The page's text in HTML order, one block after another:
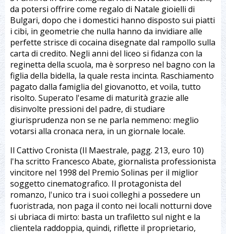
da potersi offrire come regalo di Natale gioielli di
Bulgari, dopo che i domestici hanno disposto sui piatti
i cibi, in geometrie che nulla hanno da invidiare alle
perfette strisce di cocaina disegnate dal rampollo sulla
carta di credito. Negli anni del liceo si fidanza con la
reginetta della scuola, ma è sorpreso nel bagno con la
figlia della bidella, la quale resta incinta. Raschiamento
pagato dalla famiglia del giovanotto, et voila, tutto
risolto. Superato l'esame di maturità grazie alle
disinvolte pressioni del padre, di studiare
giurisprudenza non se ne parla nemmeno: meglio
votarsi alla cronaca nera, in un giornale locale.
Il Cattivo Cronista (Il Maestrale, pagg. 213, euro 10)
l'ha scritto Francesco Abate, giornalista professionista
vincitore nel 1998 del Premio Solinas per il miglior
soggetto cinematografico. Il protagonista del
romanzo, l'unico tra i suoi colleghi a possedere un
fuoristrada, non paga il conto nei locali notturni dove
si ubriaca di mirto: basta un trafiletto sul night e la
clientela raddoppia, quindi, riflette il proprietario,